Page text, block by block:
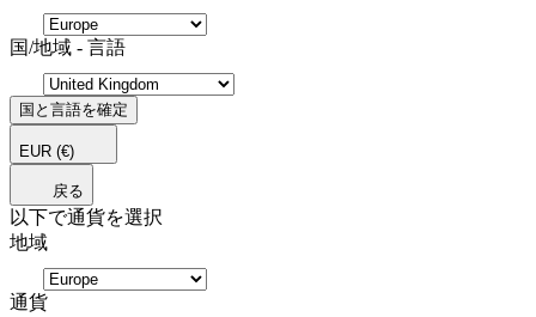
国/地域 - 言語
国と言語を確定
EUR (€)
戻る
以下で通貨を選択
地域
通貨